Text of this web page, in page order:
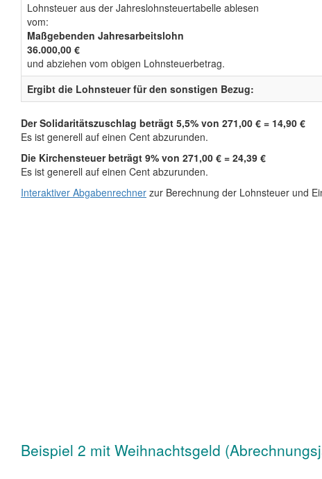
Lohnsteuer aus der Jahreslohnsteuertabelle ablesen
vom:
Maßgebenden Jahresarbeitslohn
36.000,00 €
und abziehen vom obigen Lohnsteuerbetrag.
Ergibt die Lohnsteuer für den sonstigen Bezug:
Der Solidaritätszuschlag beträgt 5,5% von 271,00 € = 14,90 €
Es ist generell auf einen Cent abzurunden.
Die Kirchensteuer beträgt 9% von 271,00 € = 24,39 €
Es ist generell auf einen Cent abzurunden.
Interaktiver Abgabenrechner zur Berechnung der Lohnsteuer und
Beispiel 2 mit Weihnachtsgeld